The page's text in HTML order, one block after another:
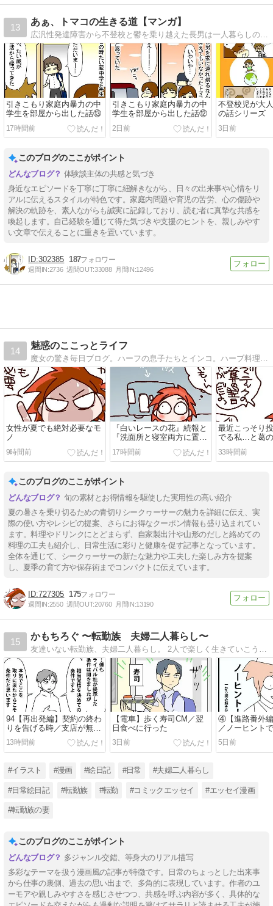
13
あぁ、トマコの生きる道【マンガ】
広汎性発達障害から不登校と鬱を乗り越えた長男は一人暮らしの社会人二年生。ADHDを抱えた次男は社会人一年生。発達障害３兄弟を育てる母トマコの４〜１６コママンガ。
引きこもり家庭内暴力の中
学生を部屋から出した話⑬
17時間前
引きこもり家庭内暴力の中
学生を部屋から出した話⑫
2日前
不登校児が大
の話シリーズ
3日前
このブログのここがポイント
体験談主体の共感と気づき
身近なエピソードを丁寧に丁寧に紐解きながら、日々の出来事や心情をリ
アルに伝えるスタイルが特色です。家庭内問題や育児の苦労、心の傷跡や
解決の軌跡を、素人ながらも誠実に記録しており、読む者に真摯な共感を
喚起します。自己経験を通じて得た気づきや支援のヒントを、親しみやす
い文章で伝えることに重きを置いています。
302385 187
週間IN:2736 週間OUT:33088 月間IN:12496
14
魅惑のここっとライフ
魔女の驚き毎日ブログ。ハーフの息子たちとインコ。ハーブ料理本出版しました！
女性が夏でも絶対必要なモ
ノ
9時間前
『白いレースの花』続報と
『洗面所と寝室両方に置い
てあるもの』
17時間前
最近こっそり
でる私…と葛
33時間前
このブログのここがポイント
旬の素材とお得情報を駆使した実用性の高い紹介
夏の暑さを乗り切るための青切りシークヮーサーの魅力を詳細に伝え、実
際の使い方やレシピの提案、さらにお得なクーポン情報も盛り込まれてい
ます。料理やドリンクにとどまらず、自家製出汁や山形のだしと絡めての
料理の工夫も紹介し、日常生活に彩りと健康を促す記事となっています。
全体を通じて、シークヮーサーの新たな魅力や工夫した楽しみ方を提案
し、夏季の育て方や保存術までコンパクトに伝えています。
727305 175
週間IN:2550 週間OUT:20760 月間IN:13190
15
かもちろぐ 〜転勤族 夫婦二人暮らし〜
94【再出発編】契約の終わ
りを告げる時／支店が無く
なる時10
13時間前
【電車】歩く寿司CM／翌
日食べに行った
3日前
④【進路番外
／ノーヒント
5日前
#イラスト #漫画 #絵日記 #日常 #夫婦二人暮らし
#日常絵日記 #転勤族 #転勤 #コミックエッセイ #エッセイ漫画
#転勤族の妻
このブログのここがポイント
多ジャンル交錯、等身大のリアル描写
多彩なテーマを扱う漫画風の記事が特徴です。日常のちょっとした出来事
から仕事の裏側、過去の思い出まで、多角的に表現しています。作者のユ
ーモアや親しみやすさを感じさせつつ、共感を呼ぶ内容が多く、具体的な